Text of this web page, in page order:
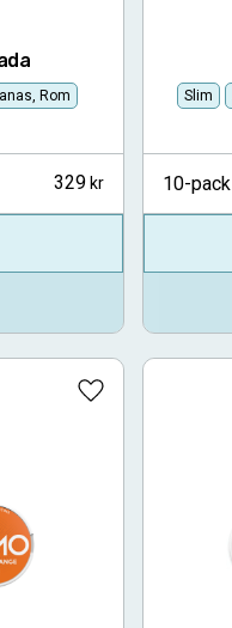
Rom
329
Slim
10-pack
Lägg till i favoriter